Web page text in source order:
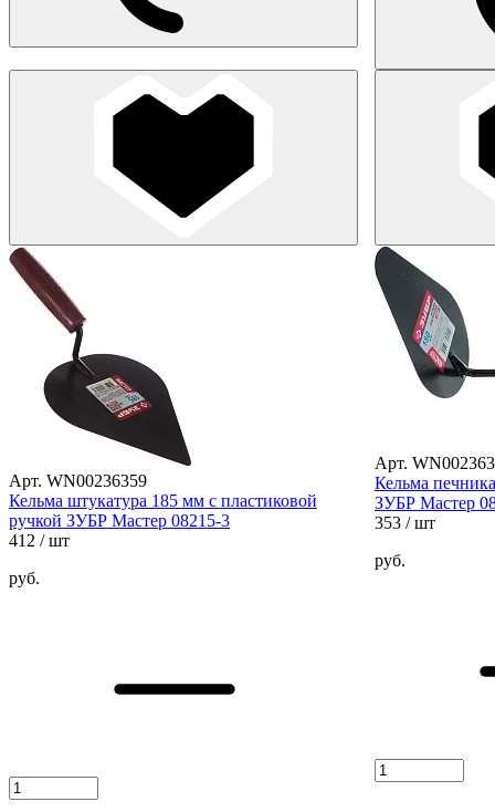
Арт. WN00236359
Кельма штукатура 185 мм с пластиковой
ручкой ЗУБР Мастер 08215-3
412 / шт
руб.
Арт.
Кельма
ЗУБР Мастер
353 / шт
руб.